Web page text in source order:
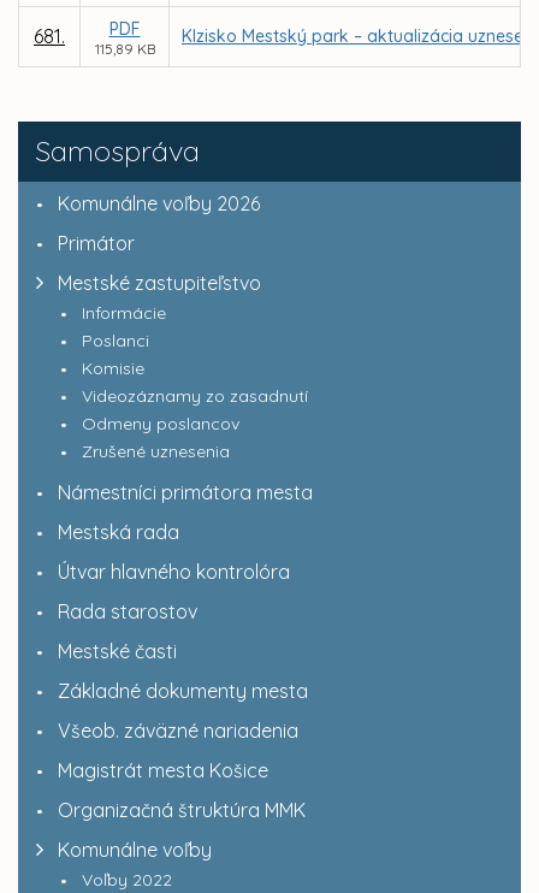
Samospráva
Komunálne voľby 2026
Primátor
Mestské zastupiteľstvo
Informácie
Poslanci
Komisie
Videozáznamy zo zasadnutí
Odmeny poslancov
Zrušené uznesenia
Námestníci primátora mesta
Mestská rada
Útvar hlavného kontrolóra
Rada starostov
Mestské časti
Základné dokumenty mesta
Všeob. záväzné nariadenia
Magistrát mesta Košice
Organizačná štruktúra MMK
Komunálne voľby
Voľby 2022
681. PDF
115,89 KB
Klzisko Mestský park – aktualizácia